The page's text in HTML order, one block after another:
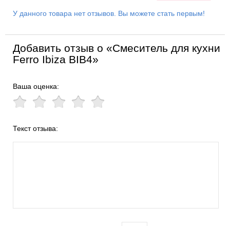
У данного товара нет отзывов. Вы можете стать первым!
Добавить отзыв о «Смеситель для кухни
Ferro Ibiza BIB4»
Ваша оценка:
Текст отзыва: